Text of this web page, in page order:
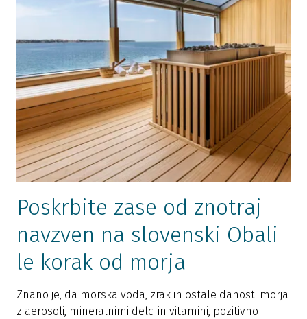
Poskrbite zase od znotraj
navzven na slovenski Obali
le korak od morja
Znano je, da morska voda, zrak in ostale danosti morja
z aerosoli, mineralnimi delci in vitamini, pozitivno